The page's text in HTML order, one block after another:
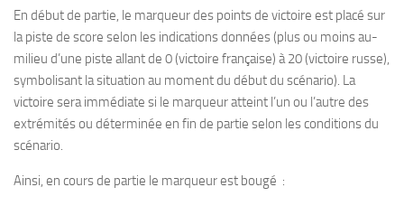
En début de partie, le marqueur des points de victoire est placé sur
la piste de score selon les indications données (plus ou moins au-
milieu d’une piste allant de 0 (victoire française) à 20 (victoire russe),
symbolisant la situation au moment du début du scénario). La
victoire sera immédiate si le marqueur atteint l’un ou l’autre des
extrémités ou déterminée en fin de partie selon les conditions du
scénario.
Ainsi, en cours de partie le marqueur est bougé :